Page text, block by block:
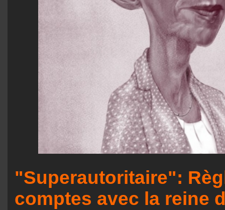
"Superautoritaire":
comptes avec la reine